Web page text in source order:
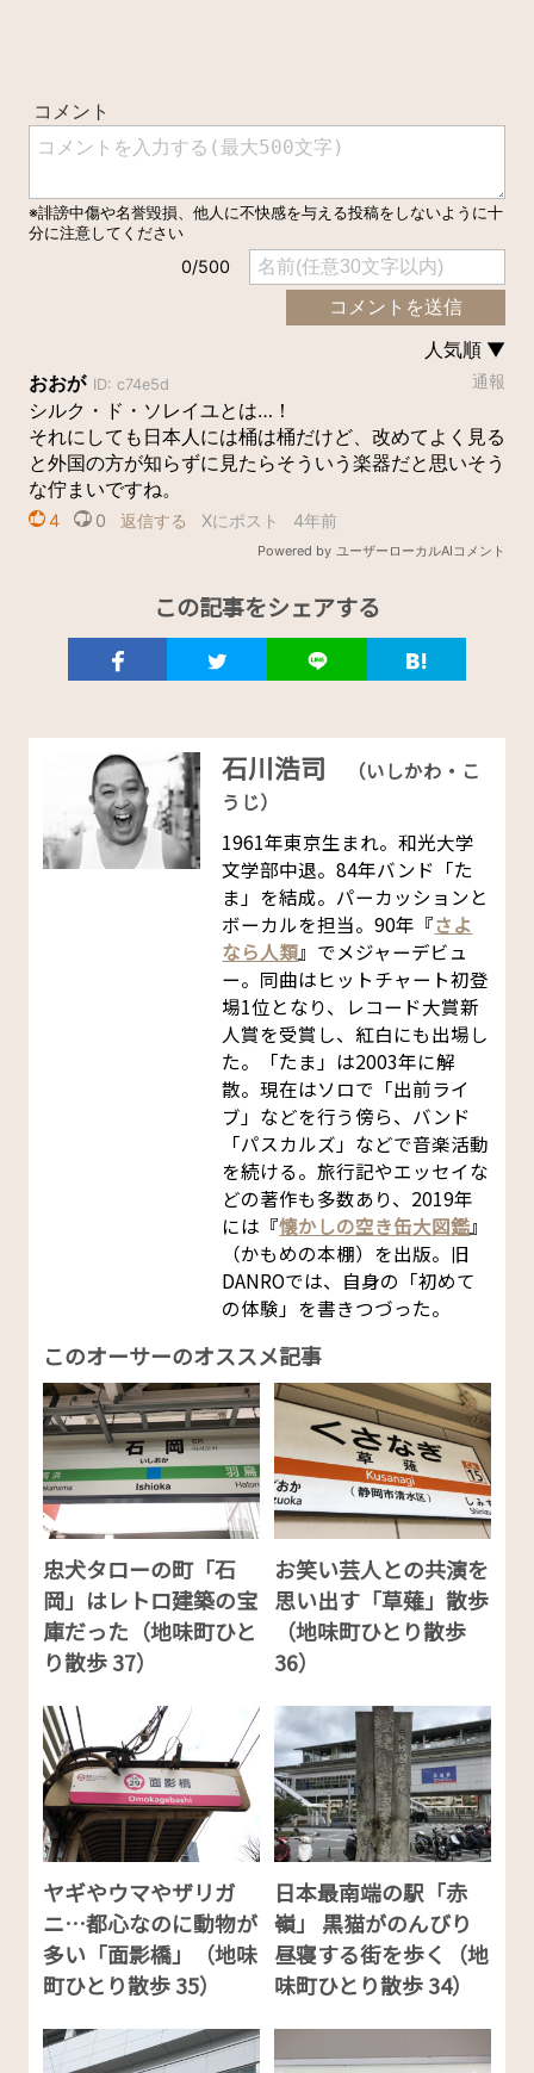
この記事をシェアする
石川浩司
（いしかわ・こ
うじ）
1961年東京生まれ。和光大学
文学部中退。84年バンド「た
ま」を結成。パーカッションと
ボーカルを担当。90年『さよ
なら人類』でメジャーデビュ
ー。同曲はヒットチャート初登
場1位となり、レコード大賞新
人賞を受賞し、紅白にも出場し
た。「たま」は2003年に解
散。現在はソロで「出前ライ
ブ」などを行う傍ら、バンド
「パスカルズ」などで音楽活動
を続ける。旅行記やエッセイな
どの著作も多数あり、2019年
には『懐かしの空き缶大図鑑』
（かもめの本棚）を出版。旧
DANROでは、自身の「初めて
の体験」を書きつづった。
このオーサーのオススメ記事
忠犬タローの町「石
岡」はレトロ建築の宝
庫だった（地味町ひと
り散歩 37）
お笑い芸人との共演を
思い出す「草薙」散歩
（地味町ひとり散歩
36）
ヤギやウマやザリガ
ニ…都心なのに動物が
多い「面影橋」（地味
町ひとり散歩 35）
日本最南端の駅「赤
嶺」 黒猫がのんびり
昼寝する街を歩く（地
味町ひとり散歩 34）